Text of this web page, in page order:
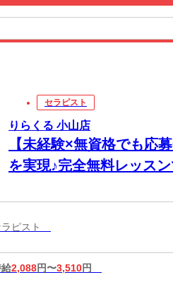
セラピスト
りらくる 小山店
【未経験×無資格でも応
を実現♪完全無料レッス
ラピスト
給2,088円〜3,510円